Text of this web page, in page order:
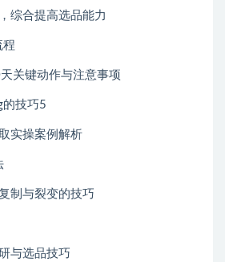
综合提高选品能力
程
关键动作与注意事项
技巧5
实操案例解析
制与裂变的技巧
与选品技巧